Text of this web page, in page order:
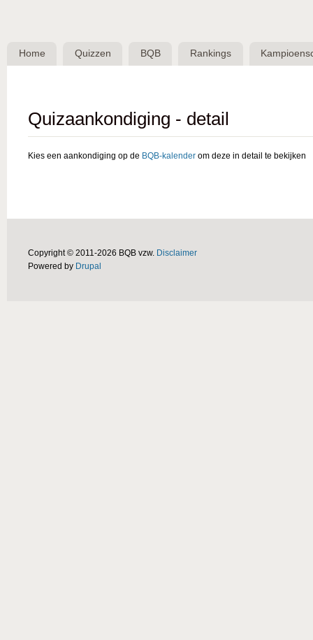
Belgische
QuizBond
Home Quizzen BQB Rankings
Quizaankondiging - detail
Kies een aankondiging op de BQB-kalender om deze in detail te bekijken
Copyright © 2011-2026 BQB vzw. Disclaimer
Powered by Drupal